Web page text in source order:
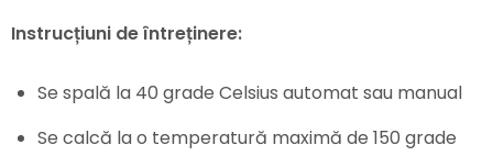
Instrucțiuni de întreținere:
Se spală la 40 grade Celsius automat sau manual
Se calcă la o temperatură maximă de 150 grade